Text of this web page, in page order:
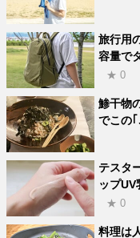
旅行用
容量で
★ 0
鯵干物
でこの｢
テスタ
ップUV
★ 0
料理は